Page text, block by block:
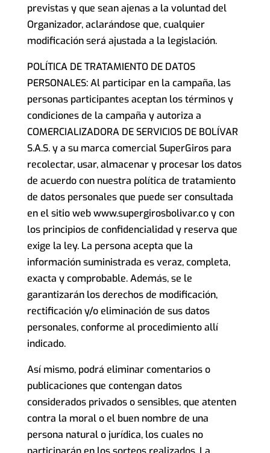
previstas y que sean ajenas a la voluntad del
Organizador, aclarándose que, cualquier
modificación será ajustada a la legislación.
POLÍTICA DE TRATAMIENTO DE DATOS
PERSONALES: Al participar en la campaña, las
personas participantes aceptan los términos y
condiciones de la campaña y autoriza a
COMERCIALIZADORA DE SERVICIOS DE BOLÍVAR
S.A.S. y a su marca comercial SuperGiros para
recolectar, usar, almacenar y procesar los datos
de acuerdo con nuestra política de tratamiento
de datos personales que puede ser consultada
en el sitio web www.supergirosbolivar.co y con
los principios de confidencialidad y reserva que
exige la ley. La persona acepta que la
información suministrada es veraz, completa,
exacta y comprobable. Además, se le
garantizarán los derechos de modificación,
rectificación y/o eliminación de sus datos
personales, conforme al procedimiento allí
indicado.
Así mismo, podrá eliminar comentarios o
publicaciones que contengan datos
considerados privados o sensibles, que atenten
contra la moral o el buen nombre de una
persona natural o jurídica, los cuales no